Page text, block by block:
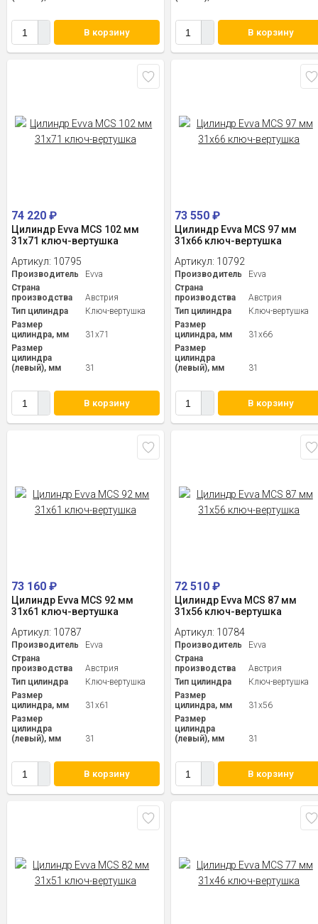
В корзину В корзину
74 220 ₽
Цилиндр Evva MCS 102 мм
31x71 ключ-вертушка
Артикул: 10795
Производитель
Evva
Страна
производства
Австрия
Тип цилиндра
Ключ-вертушка
Размер
цилиндра, мм
31x71
Размер
цилиндра
(левый), мм
31
В корзину
73 550₽
Цилиндр Evva MCS 97 мм
31x66 ключ-вертушка
Артикул: 10792
Производитель
Evva
Страна
производства
Австрия
Тип цилиндра
Ключ-вертушка
Размер
цилиндра, мм
31x66
Размер
цилиндра
(левый), мм
31
В корзину
73 160 ₽
Цилиндр Evva MCS 92 мм
31x61 ключ-вертушка
Артикул: 10787
Производитель
Evva
Страна
производства
Австрия
Тип цилиндра
Ключ-вертушка
Размер
цилиндра, мм
31x61
Размер
цилиндра
(левый), мм
31
В корзину
72 510₽
Цилиндр Evva MCS 87 мм
31x56 ключ-вертушка
Артикул: 10784
Производитель
Evva
Страна
производства
Австрия
Тип цилиндра
Ключ-вертушка
Размер
цилиндра, мм
31x56
Размер
цилиндра
(левый), мм
31
В корзину